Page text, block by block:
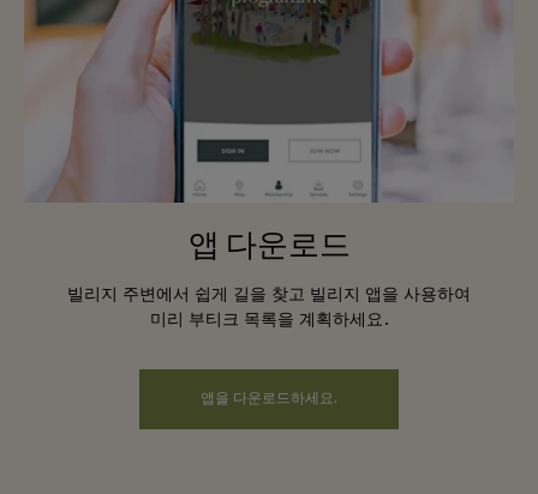
앱 다운로드
빌리지 주변에서 쉽게 길을 찾고 빌리지 앱을 사용하여
미리 부티크 목록을 계획하세요.
앱을 다운로드하세요.